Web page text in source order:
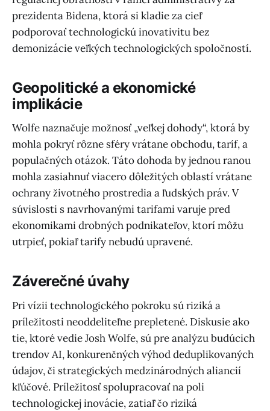
prezidenta Bidena, ktorá si kladie za cieľ
podporovať technologickú inovativitu bez
demonizácie veľkých technologických spoločností.
Geopolitické a ekonomické
implikácie
Wolfe naznačuje možnosť „veľkej dohody“, ktorá by
mohla pokryť rôzne sféry vrátane obchodu, taríf, a
populačných otázok. Táto dohoda by jednou ranou
mohla zasiahnuť viacero dôležitých oblastí vrátane
ochrany životného prostredia a ľudských práv. V
súvislosti s navrhovanými tarifami varuje pred
ekonomikami drobných podnikateľov, ktorí môžu
utrpieť, pokiaľ tarify nebudú upravené.
Záverečné úvahy
Pri vízii technologického pokroku sú riziká a
príležitosti neoddeliteľne prepletené. Diskusie ako
tie, ktoré vedie Josh Wolfe, sú pre analýzu budúcich
trendov AI, konkurenčných výhod deduplikovaných
údajov, či strategických medzinárodných aliancií
kľúčové. Príležitosť spolupracovať na poli
technologickej inovácie, zatiaľ čo riziká